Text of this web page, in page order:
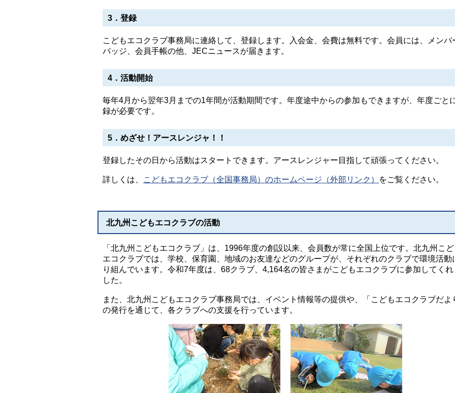
3．登録
こどもエコクラブ事務局に連絡して、登録します。入会金、会費は無料です。会員には、メンバ
バッジ、会員手帳の他、JECニュースが届きます。
4．活動開始
毎年4月から翌年3月までの1年間が活動期間です。年度途中からの参加もできますが、年度ごと
録が必要です。
5．めざせ！アースレンジャ！！
登録したその日から活動はスタートできます。アースレンジャー目指して頑張ってください。
詳しくは、 こどもエコクラブ（全国事務局）のホームページ（外部リンク） をご覧ください。
北九州こどもエコクラブの活動
「北九州こどもエコクラブ」は、1996年度の創設以来、会員数が常に全国上位です。北九州こど
エコクラブでは、学校、保育園、地域のお友達などのグループが、それぞれのクラブで環境活動
り組んでいます。令和7年度は、68クラブ、4,164名の皆さまがこどもエコクラブに参加してくれ
した。
また、北九州こどもエコクラブ事務局では、イベント情報等の提供や、「こどもエコクラブだよ
の発行を通じて、各クラブへの支援を行っています。